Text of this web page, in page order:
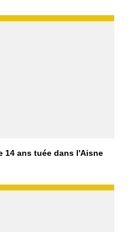
14 ans tuée dans l'Aisne